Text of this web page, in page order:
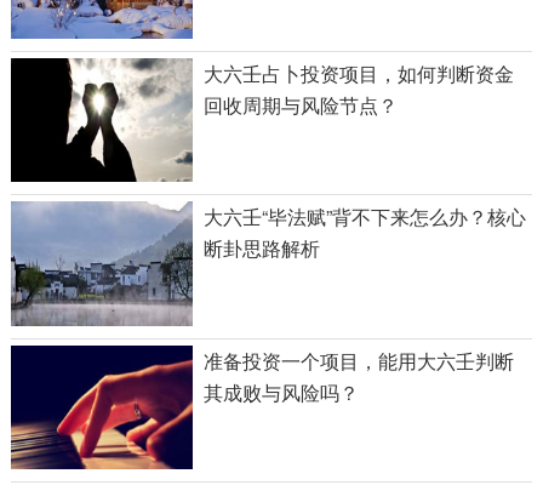
大六壬占卜投资项目，如何判断资金
回收周期与风险节点？
大六壬“毕法赋”背不下来怎么办？核心
断卦思路解析
准备投资一个项目，能用大六壬判断
其成败与风险吗？